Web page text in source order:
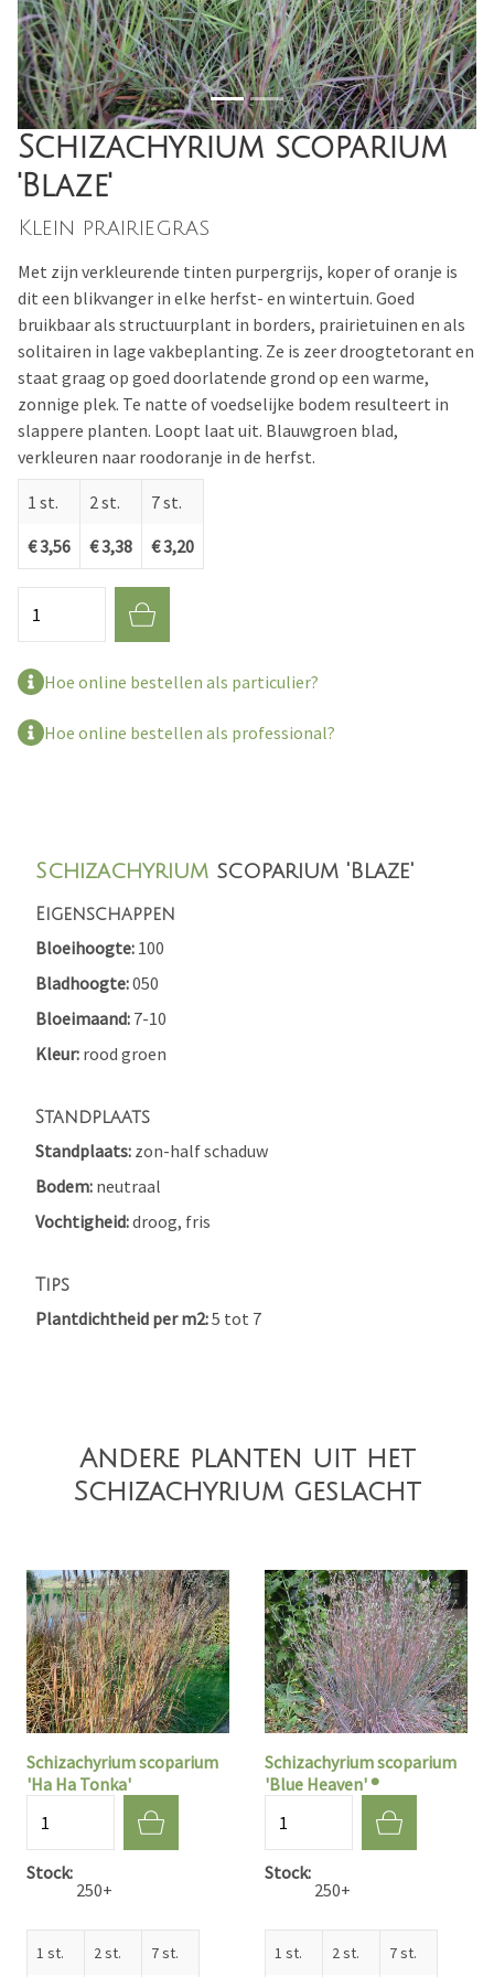
Schizachyrium scoparium
'Blaze'
Klein prairiegras
Met zijn verkleurende tinten purpergrijs, koper of oranje is
dit een blikvanger in elke herfst- en wintertuin. Goed
bruikbaar als structuurplant in borders, prairietuinen en als
solitairen in lage vakbeplanting. Ze is zeer droogtetorant en
staat graag op goed doorlatende grond op een warme,
zonnige plek. Te natte of voedselijke bodem resulteert in
slappere planten. Loopt laat uit. Blauwgroen blad,
verkleuren naar roodoranje in de herfst.
1 st.
€ 3,56
2 st.
€ 3,38
7 st.
€ 3,20
Hoe online bestellen als particulier?
Hoe online bestellen als professional?
Schizachyrium scoparium 'Blaze'
Eigenschappen
Bloeihoogte 100
Bladhoogte 050
Bloeimaand 7-10
Kleur rood groen
Standplaats
Standplaats zon-half schaduw
Bodem neutraal
Vochtigheid droog, fris
Tips
Plantdichtheid per m2 5 tot 7
Andere planten uit het
Schizachyrium geslacht
Schizachyrium scoparium
'Ha Ha Tonka'
Stock
250+
1 st. 2 st. 7 st.
Schizachyrium scoparium
'Blue Heaven' ®
Stock
250+
1 st. 2 st. 7 st.